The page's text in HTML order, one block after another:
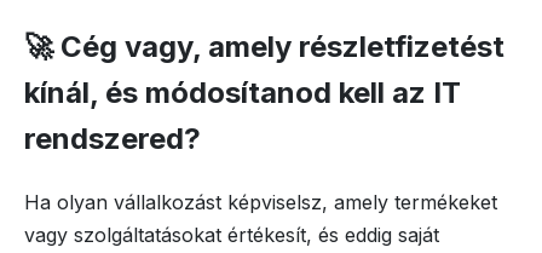
🚀 Cég vagy, amely részletfizetést
kínál, és módosítanod kell az IT
rendszered?
Ha olyan vállalkozást képviselsz, amely termékeket
vagy szolgáltatásokat értékesít, és eddig saját